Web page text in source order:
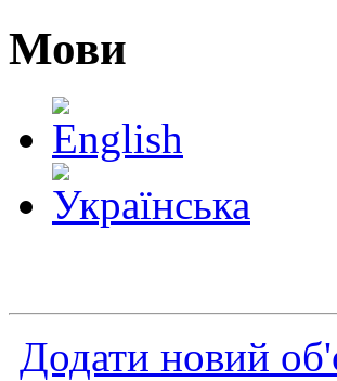
Мови
Додати новий